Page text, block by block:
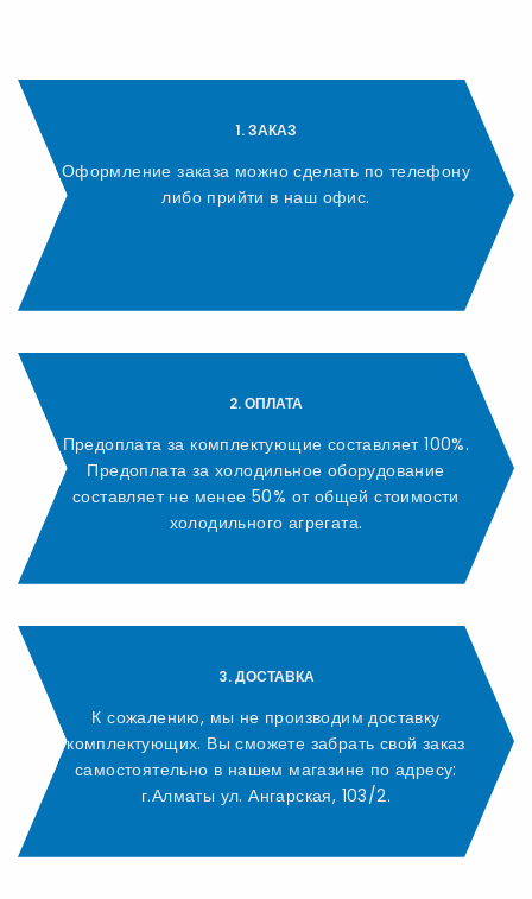
1. ЗАКАЗ
Оформление заказа можно сделать по телефону
либо прийти в наш офис.
2. ОПЛАТА
Предоплата за комплектующие составляет 100%.
Предоплата за холодильное оборудование
составляет не менее 50% от общей стоимости
холодильного агрегата.
3. ДОСТАВКА
К сожалению, мы не производим доставку
комплектующих. Вы сможете забрать свой заказ
самостоятельно в нашем магазине по адресу:
г.Алматы ул. Ангарская, 103/2.